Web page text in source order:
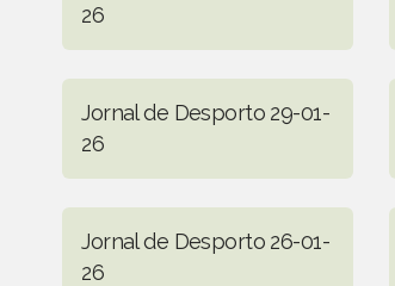
26
Jornal de Desporto 29-01-
26
Jornal de Desporto 26-01-
26